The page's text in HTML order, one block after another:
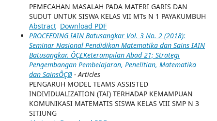
PEMECAHAN MASALAH PADA MATERI GARIS DAN
SUDUT UNTUK SISWA KELAS VII MTs N 1 PAYAKUMBUH
Abstract Download PDF
PROCEEDING IAIN Batusangkar Vol. 3 No. 2 (2018):
Seminar Nasional Pendidikan Matematika dan Sains IAIN
Batusangkar. ÔÇ£Keterampilan Abad 21; Strategi
Pengembangan Pembelajaran, Penelitian, Matematika
dan SainsÔÇØ - Articles
PENGARUH MODEL TEAMS ASSISTED
INDIVIDUALIZATION (TAI) TERHADAP KEMAMPUAN
KOMUNIKASI MATEMATIS SISWA KELAS VIII SMP N 3
SITIUNG